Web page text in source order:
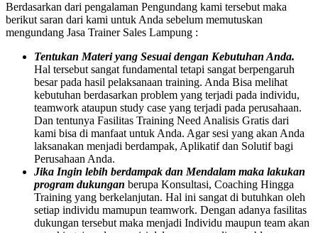
Berdasarkan dari pengalaman Pengundang kami tersebut maka
berikut saran dari kami untuk Anda sebelum memutuskan
mengundang Jasa Trainer Sales Lampung :
Tentukan Materi yang Sesuai dengan Kebutuhan Anda.
Hal tersebut sangat fundamental tetapi sangat berpengaruh
besar pada hasil pelaksanaan training. Anda Bisa melihat
kebutuhan berdasarkan problem yang terjadi pada individu,
teamwork ataupun study case yang terjadi pada perusahaan.
Dan tentunya Fasilitas Training Need Analisis Gratis dari
kami bisa di manfaat untuk Anda. Agar sesi yang akan Anda
laksanakan menjadi berdampak, Aplikatif dan Solutif bagi
Perusahaan Anda.
Jika Ingin lebih berdampak dan Mendalam maka lakukan
program dukungan berupa Konsultasi, Coaching Hingga
Training yang berkelanjutan. Hal ini sangat di butuhkan oleh
setiap individu mamupun teamwork. Dengan adanya fasilitas
dukungan tersebut maka menjadi Individu maupun team akan